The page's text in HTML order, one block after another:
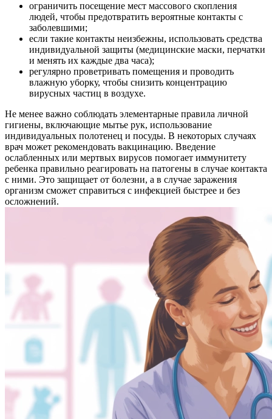
ограничить посещение мест массового скопления
людей, чтобы предотвратить вероятные контакты с
заболевшими;
если такие контакты неизбежны, использовать средства
индивидуальной защиты (медицинские маски, перчатки
и менять их каждые два часа);
регулярно проветривать помещения и проводить
влажную уборку, чтобы снизить концентрацию
вирусных частиц в воздухе.
Не менее важно соблюдать элементарные правила личной
гигиены, включающие мытье рук, использование
индивидуальных полотенец и посуды. В некоторых случаях
врач может рекомендовать вакцинацию. Введение
ослабленных или мертвых вирусов помогает иммунитету
ребенка правильно реагировать на патогены в случае контакта
с ними. Это защищает от болезни, а в случае заражения
организм сможет справиться с инфекцией быстрее и без
осложнений.